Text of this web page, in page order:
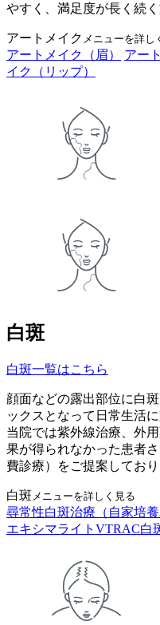
やすく、満足度が長く続
アートメイク メニューを詳し
アートメイク（眉） アー
イク（リップ）
白斑
白斑一覧はこちら
顔面などの露出部位に白
ックスとなって日常生活
当院では紫外線治療、外
果が得られなかった患者
費診療）をご提案しており
白斑 メニューを詳しく見る
尋常性白斑治療（自家培
エキシマライトVTRAC白